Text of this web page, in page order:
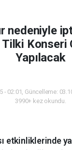
nedeniyle
Konseri
Yapılacak
- 02:01, Güncelleme:
3990+ kez okundu.
etkinliklerinde